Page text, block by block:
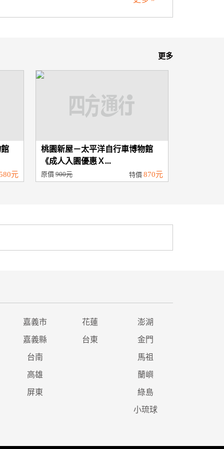
更多
元
桃園新屋－太平洋自行車博物館
《成人入園優惠Ｘ...
原價900元 特價 870元
嘉義市 花蓮 澎湖
嘉義縣 台東 金門
台南 馬祖
高雄 蘭嶼
屏東 綠島
小琉球